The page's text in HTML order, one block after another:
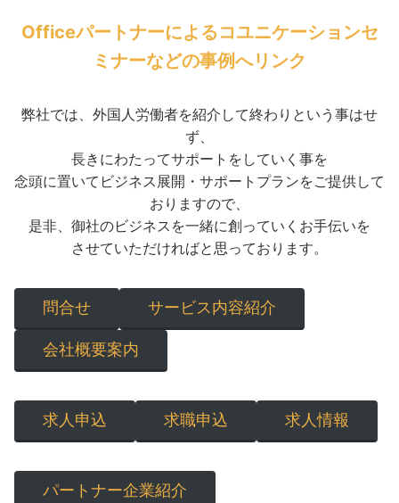
Officeパートナーによるコユニケーションセ
ミナーなどの事例へリンク
弊社では、外国人労働者を紹介して終わりという事はせ
ず、
長きにわたってサポートをしていく事を
念頭に置いてビジネス展開・サポートプランをご提供して
おりますので、
是非、御社のビジネスを一緒に創っていくお手伝いを
させていただければと思っております。
問合せ サービス内容紹介
会社概要案内
求人申込 求職申込 求人情報
パートナー企業紹介